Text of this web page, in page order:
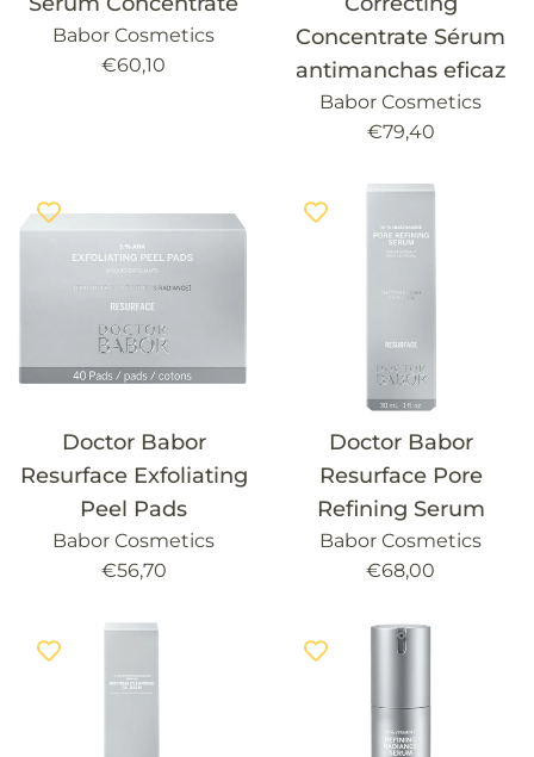
Babor Cosmetics
Precio
€60,10
Concentrate Sérum
antimanchas eficaz
Babor Cosmetics
Precio
€79,40
Doctor Babor
Resurface Exfoliating
Peel Pads
Babor Cosmetics
Precio
€56,70
Doctor Babor
Resurface Pore
Refining Serum
Babor Cosmetics
Precio
€68,00